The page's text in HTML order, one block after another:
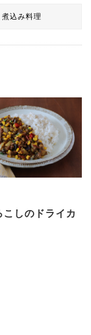
煮込み料理
こしのドライカ